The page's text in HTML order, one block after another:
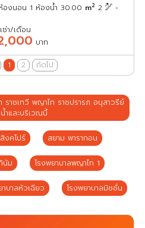
องนอน 1 ห้องน้ำ 30.00 m2 2 -
ช่า/เดือน
บาท
1 2 ถัดไป
ราชเทวี พญาไท ราชปรารภ อนุสาวรีย์
ำและบริเวณนี้
งคโปร์ สยาม พารากอน
นัม โรงพยาบาลพญาไท 1
าบาลหัวเฉียว โรงพยาบาลมิชชั่น